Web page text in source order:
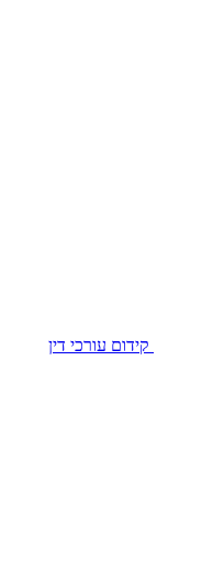
קידום עורכי דין